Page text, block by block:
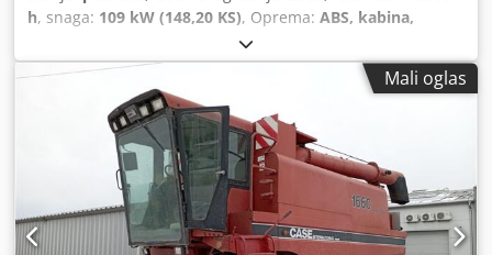
h, snaga: 109 kW (148,20 KS), Oprema: ABS, kabina,
klima-uređaj, pogon na sve točkove
Mali oglas